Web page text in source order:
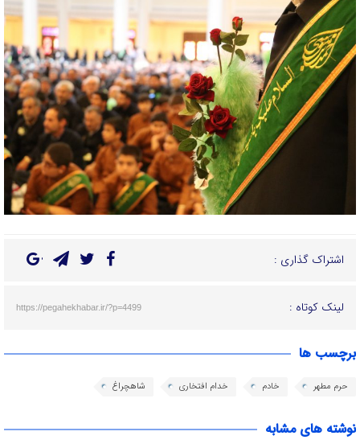
اشتراک گذاری :
لینک کوتاه : https://pegahekhabar.ir/?p=4499
برچسب ها
حرم مطهر خادم خدام افتخاری شاهچراغ
نوشته های مشابه